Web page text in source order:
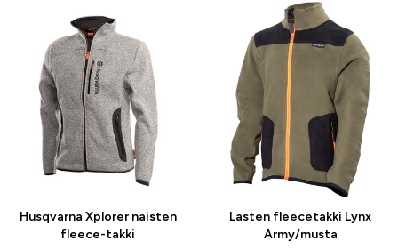
Husqvarna Xplorer naisten
fleece-takki
Lasten fleecetakki Lynx
Army/musta